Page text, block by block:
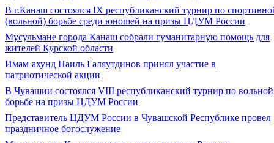
В г.Канаш состоялся IX республиканский турнир по
(вольной) борьбе среди юношей на призы ЦДУМ России
Мусульмане города Канаш собрали гуманитарную помощь для
жителей Курской области
Имам-ахунд Наиль Галяутдинов принял участие в
патриотической акции
В Чувашии состоялся VIII республиканский турнир по вольной
борьбе на призы ЦДУМ России
Представитель ЦДУМ России в Чувашской Республике провел
праздничное богослужение